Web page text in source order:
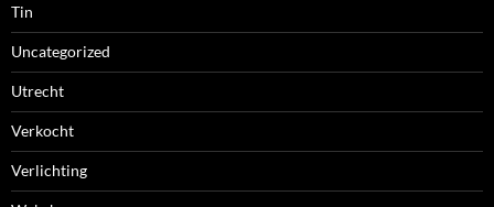
Tin
Uncategorized
Utrecht
Verkocht
Verlichting